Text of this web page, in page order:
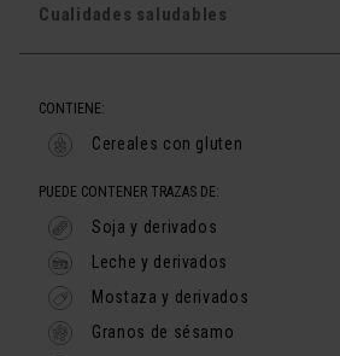
Cualidades saludables
CONTIENE:
Cereales con gluten
PUEDE CONTENER TRAZAS DE:
Soja y derivados
Leche y derivados
Mostaza y derivados
Granos de sésamo